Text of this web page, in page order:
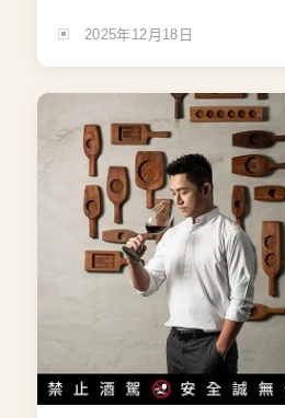
2025年12月18日